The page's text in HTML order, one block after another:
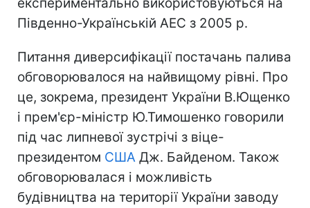
Південно-Українській АЕС з 2005 р.
Питання диверсифікації постачань палива
обговорювалося на найвищому рівні. Про
це, зокрема, президент України В.Ющенко
і прем'єр-міністр Ю.Тимошенко говорили
під час липневої зустрічі з віце-
президентом США Дж. Байденом. Також
обговорювалася і можливість
будівництва на території України заводу